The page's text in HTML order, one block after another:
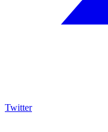
Twitter